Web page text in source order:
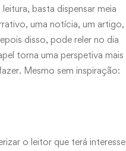
basta dispensar meia
uma notícia, um artigo,
disso, pode reler no dia
torna uma perspetiva mais
Mesmo sem inspiração:
o leitor que terá interesse